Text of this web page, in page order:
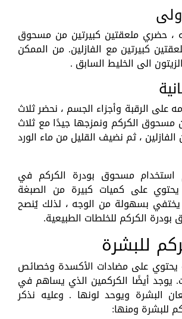
، حضري ملعقتين كبيرتين من مسحوق
كبيرتين مع الفازلين. من الممكن
الى الخليط السابق .
على الرقبة وأجزاء الجسم ، نحضر ثلاث
الكركم ونمزجها جيدًا مع ثلاث
، ثم نضيف القليل من ماء الورد
مسحوق بودرة الكركم في
على كميات كبيرة من الصبغة
يختفي بسهولة من الوجه ، لذلك يُنصح
الكركم للخلطات الطبيعية.
للبشرة
يحتوي على مضادات الأكسدة وخصائص
يوجد أيضًا الكركمين الذي يساهم في
البشرة ويوحد لونها . وعليه نذكر
للبشرة ومنها: